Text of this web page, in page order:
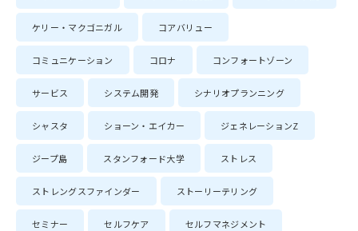
ケリー・マクゴニガル コアバリュー
コミュニケーション コロナ コンフォートゾーン
サービス システム開発 シナリオプランニング
シャスタ ショーン・エイカー ジェネレーションZ
ジープ島 スタンフォード大学 ストレス
ストレングスファインダー ストーリーテリング
セミナー セルフケア セルフマネジメント